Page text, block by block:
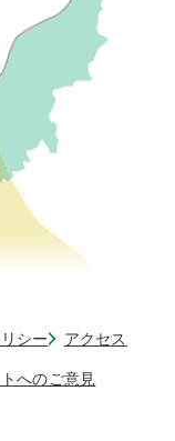
シー アクセス
へのご意見